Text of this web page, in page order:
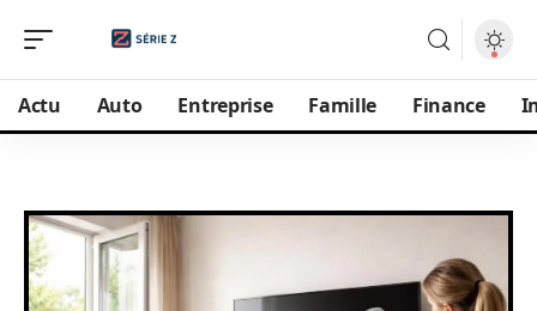
Actu Auto Entreprise Famille Finance